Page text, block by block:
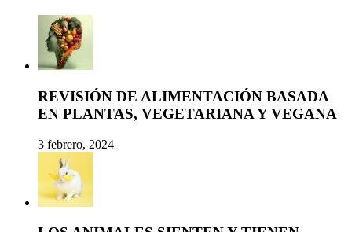
REVISIÓN DE ALIMENTACIÓN BASADA
EN PLANTAS, VEGETARIANA Y VEGANA
3 febrero, 2024